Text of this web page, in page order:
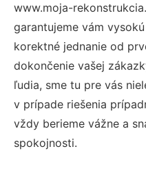
www.moja-
garantujeme vám
korektné jednanie od
dokončenie vašej
ľudia, sme tu pre vás
v prípade riešenia
vždy berieme vážne a
spokojnosti.